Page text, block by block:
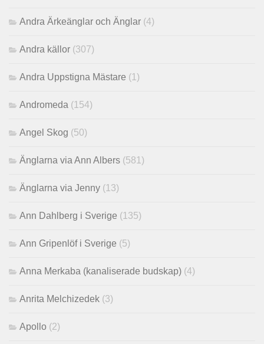
Andra Ärkeänglar och Änglar (4)
Andra källor (307)
Andra Uppstigna Mästare (1)
Andromeda (154)
Angel Skog (50)
Änglarna via Ann Albers (581)
Änglarna via Jenny (13)
Ann Dahlberg i Sverige (135)
Ann Gripenlöf i Sverige (5)
Anna Merkaba (kanaliserade budskap) (4)
Anrita Melchizedek (3)
Apollo (2)